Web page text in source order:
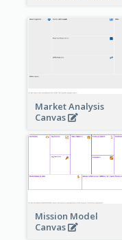
Market Analysis
Canvas
Mission Model
Canvas